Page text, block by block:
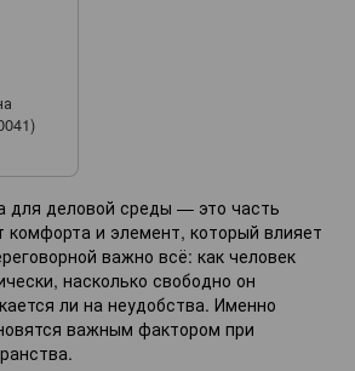
для деловой среды — это часть
и элемент, который влияет
важно всё: как человек
насколько свободно он
ли на неудобства. Именно
важным фактором при